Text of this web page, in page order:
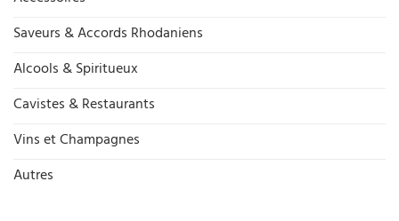
Saveurs & Accords Rhodaniens
Alcools & Spiritueux
Cavistes & Restaurants
Vins et Champagnes
Autres